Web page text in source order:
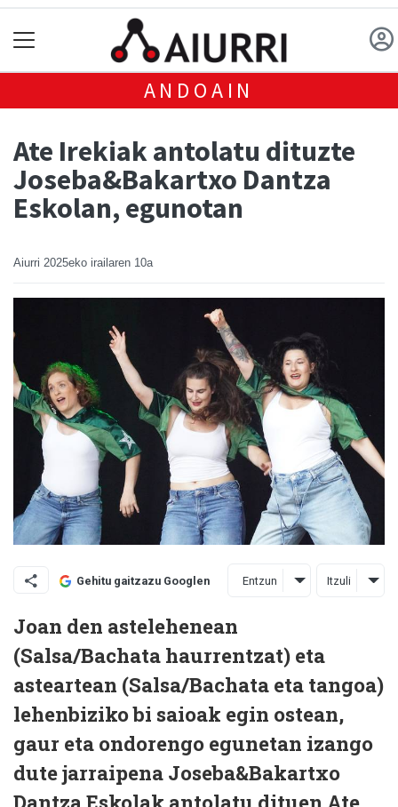
ANDOAIN
Ate Irekiak antolatu dituzte
Joseba&Bakartxo Dantza
Eskolan, egunotan
Aiurri 2025eko irailaren 10a
Gehitu gaitzazu Googlen Entzun Itzuli
Joan den astelehenean
(Salsa/Bachata haurrentzat) eta
asteartean (Salsa/Bachata eta tangoa)
lehenbiziko bi saioak egin ostean,
gaur eta ondorengo egunetan izango
dute jarraipena Joseba&Bakartxo